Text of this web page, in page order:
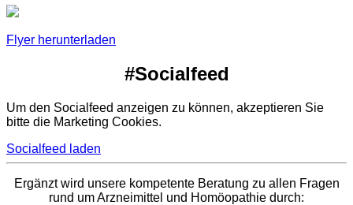
Flyer herunterladen
#Socialfeed
Um den Socialfeed anzeigen zu können, akzeptieren Sie
bitte die Marketing Cookies.
Socialfeed laden
Ergänzt wird unsere kompetente Beratung zu allen Fragen
rund um Arzneimittel und Homöopathie durch: